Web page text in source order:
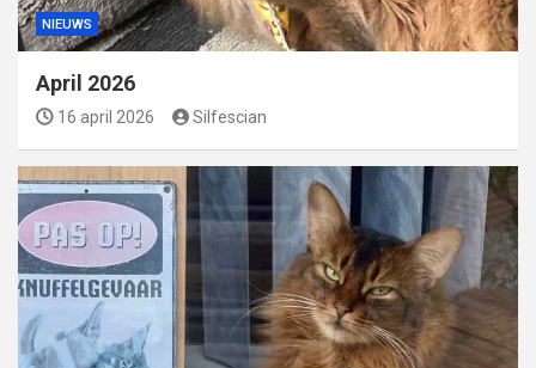
NIEUWS
April 2026
16 april 2026 Silfescian